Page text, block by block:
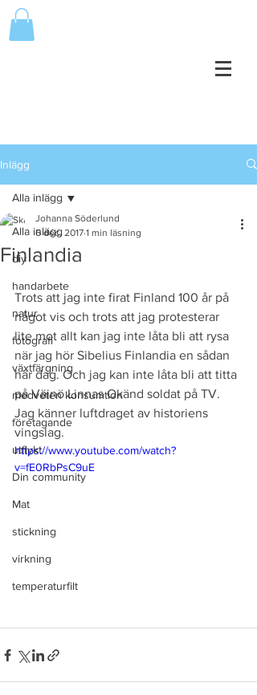
Inlägg
Alla inlägg
diy
handarbete
natur
fotografi
växtfärgning
medveten konsumtion
företagande
utflykt
Din community
Mat
stickning
virkning
temperaturfilt
Alla inlägg
Finlandia
Johanna Söderlund
6 dec. 2017 1 min läsning
Trots att jag inte firat Finland 100 år på
något vis och trots att jag protesterar
lite mot allt kan jag inte låta bli att rysa
när jag hör Sibelius Finlandia en sådan
här dag. Och jag kan inte låta bli att titta
på Väinö Linnas Okänd soldat på TV.
Jag känner luftdraget av historiens
vingslag.
https://www.youtube.com/watch?
v=fE0RbPsC9uE